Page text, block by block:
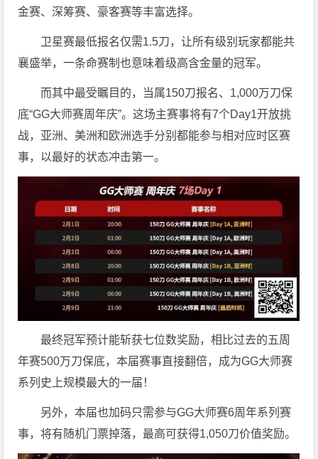
金赛、深筹赛、豪客赛等丰富选择。
卫星赛最低报名仅需1.5刀，让所有级别玩家都能共
襄盛举，一条命赛制也意味着级高含金量的冠军。
而其中最受瞩目的，当属150刀报名、1,000万刀保
底“GG大师赛周年庆”。这场主赛事将有7个Day1开放挑
战，亚洲、美洲和欧洲选手分别都能参与相对应时区赛
事，以最好的状态冲击第一。
最终冠军预计能斩获七位数奖励，相比过去的五周
年赛500万刀保底，本届赛事直接翻倍，成为GG大师赛
系列史上规模最大的一届！
另外，本届也加码只需参与GG大师赛6周年系列赛
事，将有随机门票掉落，最高可获得1,050刀价值奖励。